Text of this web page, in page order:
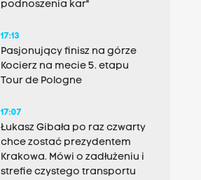
podnoszenia kar"
17:13
Pasjonujący finisz na górze
Kocierz na mecie 5. etapu
Tour de Pologne
17:07
Łukasz Gibała po raz czwarty
chce zostać prezydentem
Krakowa. Mówi o zadłużeniu i
strefie czystego transportu